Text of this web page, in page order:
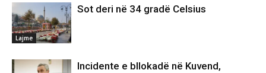
Lajme
Sot deri në 34 gradë Celsius
Incidente e bllokadë në Kuvend,